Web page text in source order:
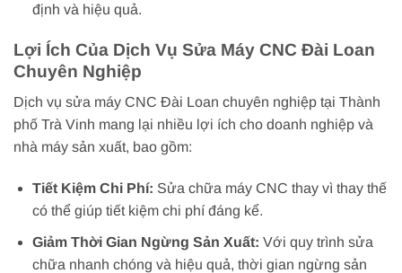
định và hiệu quả.
Lợi Ích Của Dịch Vụ Sửa Máy CNC Đài Loan
Chuyên Nghiệp
Dịch vụ sửa máy CNC Đài Loan chuyên nghiệp tại Thành
phố Trà Vinh mang lại nhiều lợi ích cho doanh nghiệp và
nhà máy sản xuất, bao gồm:
Tiết Kiệm Chi Phí: Sửa chữa máy CNC thay vì thay thế
có thể giúp tiết kiệm chi phí đáng kể.
Giảm Thời Gian Ngừng Sản Xuất: Với quy trình sửa
chữa nhanh chóng và hiệu quả, thời gian ngừng sản